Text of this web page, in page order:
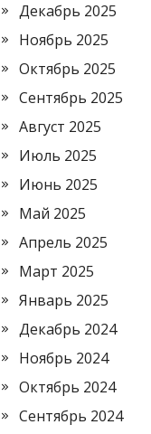
Декабрь 2025
Ноябрь 2025
Октябрь 2025
Сентябрь 2025
Август 2025
Июль 2025
Июнь 2025
Май 2025
Апрель 2025
Март 2025
Январь 2025
Декабрь 2024
Ноябрь 2024
Октябрь 2024
Сентябрь 2024